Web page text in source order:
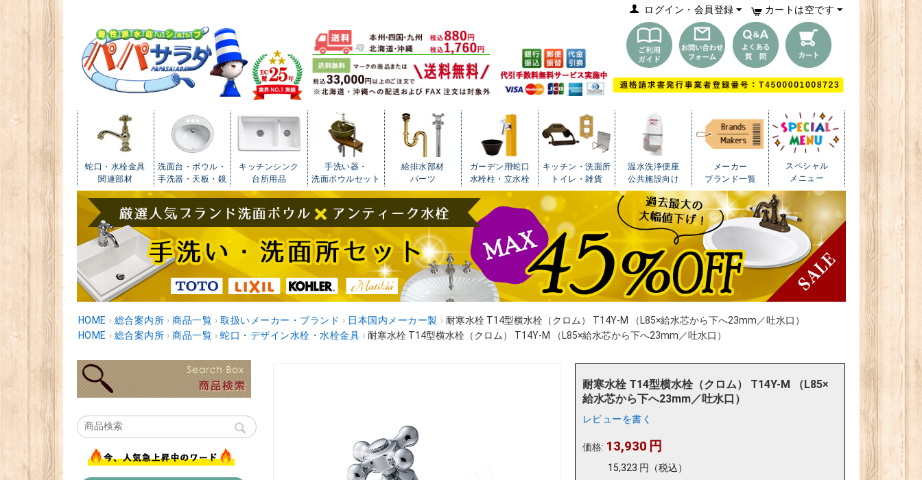
カートは空です
ログイン・会員登録
蛇口・水栓金具
関連部材
洗面台・ボウル・
手洗器・天板・鏡
キッチンシンク
台所用品
手洗い器・
洗面ボウルセット
給排水部材
パーツ
ガーデン用蛇口
水栓柱・立水栓
キッチン・洗面所
トイレ・雑貨
温水洗浄便座
公共施設向け
メーカー
ブランド一覧
スペシャル
メニュー
HOME › 総合案内所 › 商品一覧 › 取扱いメーカー・ブランド › 日本国内メーカー製 › 耐寒水栓 T14型横水栓（クロム） T14Y-M （L85×給水芯から下へ23mm／吐水口）
HOME › 総合案内所 › 商品一覧 › 蛇口・デザイン水栓・水栓金具 › 耐寒水栓 T14型横水栓（クロム） T14Y-M （L85×給水芯から下へ23mm／吐水口）
耐寒水栓 T14型横水栓（クロム） T14Y-M （L85×
給水芯から下へ23mm／吐水口）
レビューを書く
価格: 13,930 円
15,323 円 （税込）